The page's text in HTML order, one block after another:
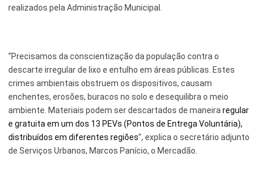
realizados pela Administração Municipal.
“Precisamos da conscientização da população contra o
descarte irregular de lixo e entulho em áreas públicas. Estes
crimes ambientais obstruem os dispositivos, causam
enchentes, erosões, buracos no solo e desequilibra o meio
ambiente. Materiais podem ser descartados de maneira regular
e gratuita em um dos 13 PEVs (Pontos de Entrega Voluntária),
distribuídos em diferentes regiões”, explica o secretário adjunto
de Serviços Urbanos, Marcos Panício, o Mercadão.